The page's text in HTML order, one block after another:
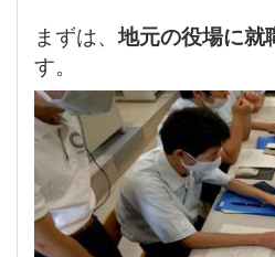
まずは、地元の役場に就
す。